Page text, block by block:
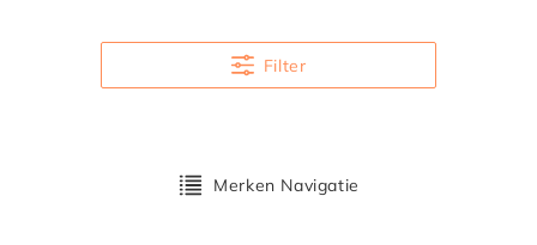
Filter
Merken Navigatie